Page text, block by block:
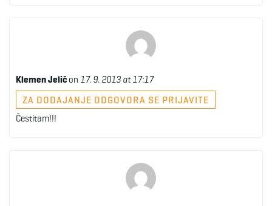
Klemen Jelič on 17. 9. 2013 at 17:17
ZA DODAJANJE ODGOVORA SE PRIJAVITE
Čestitam!!!